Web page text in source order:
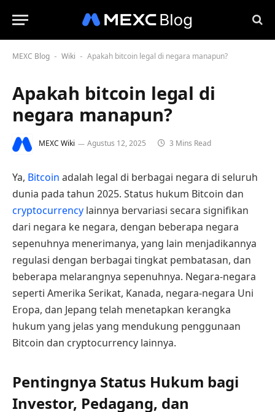
MEXC Blog - Wiki - Apakah bitcoin legal di negara manapun?
Apakah bitcoin legal di
negara manapun?
MEXC Wiki Agustus 12, 2025 3 Mins Read
Ya, Bitcoin adalah legal di berbagai negara di seluruh
dunia pada tahun 2025. Status hukum Bitcoin dan
cryptocurrency lainnya bervariasi secara signifikan
dari negara ke negara, dengan beberapa negara
sepenuhnya menerimanya, yang lain menjadikannya
regulasi dengan berbagai tingkat pembatasan, dan
beberapa melarangnya sepenuhnya. Negara-negara
seperti Amerika Serikat, Kanada, negara-negara Uni
Eropa, dan Jepang telah menetapkan kerangka
hukum yang jelas yang mendukung penggunaan
Bitcoin dan cryptocurrency lainnya.
Pentingnya Status Hukum bagi
Investor, Pedagang, dan